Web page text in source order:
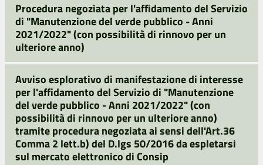
Procedura negoziata per l'affidamento del Servizio
di "Manutenzione del verde pubblico - Anni
2021/2022" (con possibilità di rinnovo per un
ulteriore anno)
Avviso esplorativo di manifestazione di interesse
per l'affidamento del Servizio di "Manutenzione
del verde pubblico - Anni 2021/2022" (con
possibilità di rinnovo per un ulteriore anno)
tramite procedura negoziata ai sensi dell'Art.36
Comma 2 lett.b) del D.lgs 50/2016 da espletarsi
sul mercato elettronico di Consip